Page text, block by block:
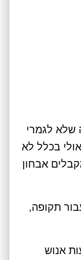
שלא לגמרי
בכלל לא
אבחון
תקופה,
אנוש